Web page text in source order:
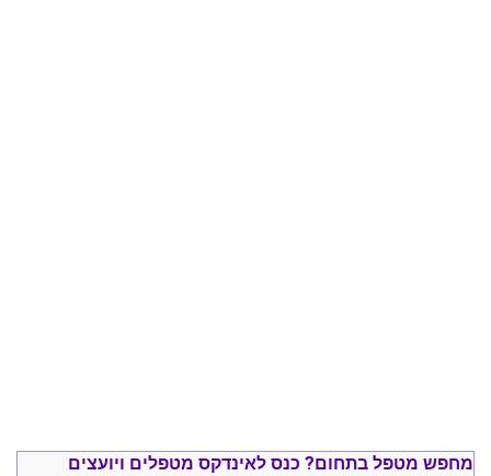
מחפש מטפל בתחום? כנס לאינדקס מטפלים ויועצים